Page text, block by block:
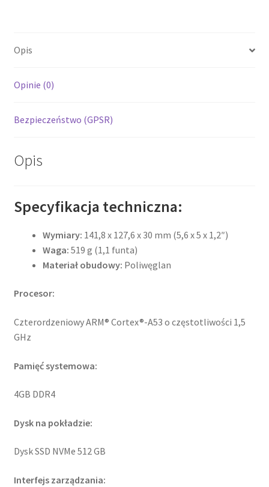
Opis
Opinie (0)
Bezpieczeństwo (GPSR)
Opis
Specyfikacja techniczna:
Wymiary: 141,8 x 127,6 x 30 mm (5,6 x 5 x 1,2″)
Waga: 519 g (1,1 funta)
Materiał obudowy: Poliwęglan
Procesor:
Czterordzeniowy ARM® Cortex®-A53 o częstotliwości 1,5
GHz
Pamięć systemowa:
4GB DDR4
Dysk na pokładzie:
Dysk SSD NVMe 512 GB
Interfejs zarządzania: